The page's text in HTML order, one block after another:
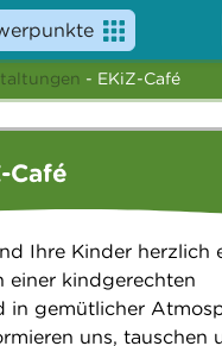
- EKiZ-Café
Café
Ihre Kinder herzlich
einer kindgerechten
in gemütlicher
uns, tauschen